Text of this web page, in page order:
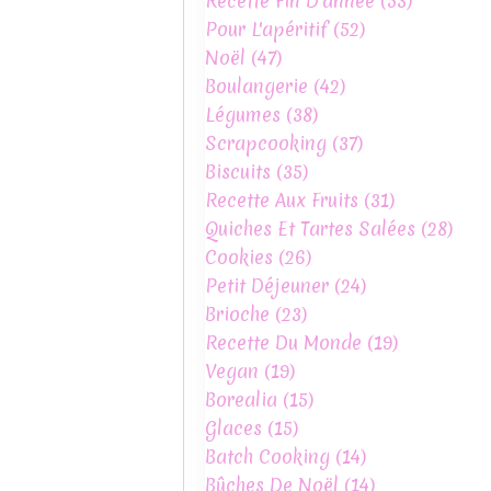
Pour L'apéritif(52)
Noël (47)
Boulangerie (42)
Légumes (38)
Scrapcooking (37)
Biscuits (35)
Recette Aux Fruits (31)
Quiches Et Tartes Salées (28)
Cookies (26)
Petit Déjeuner (24)
Brioche (23)
Recette Du Monde (19)
Vegan (19)
Borealia (15)
Glaces (15)
Batch Cooking (14)
Bûches De Noël (14)